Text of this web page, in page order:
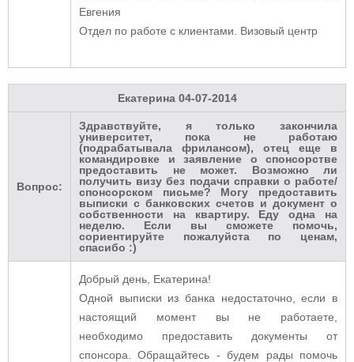
Евгения
Отдел по работе с клиентами. Визовый центр
Екатерина 04-07-2014
Вопрос:
Здравствуйте, я только закончила
университет, пока не работаю
(подрабатывала фрилансом), отец еще в
командировке и заявление о спонсорстве
предоставить не может. Возможно ли
получить визу без подачи справки о работе/
спонсорском письме? Могу предоставить
выписки с банковских счетов и документ о
собственности на квартиру. Еду одна на
неделю. Если вы сможете помочь,
сориентируйте пожалуйста по ценам,
спасибо :)
Добрый день, Екатерина!
Одной выписки из банка недостаточно, если в
настоящий момент вы не работаете,
необходимо предоставить документы от
спонсора.Обращайтесь - будем рады помочь